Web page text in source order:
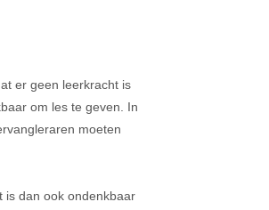
er geen leerkracht is
om les te geven. In
moeten
is dan ook ondenkbaar